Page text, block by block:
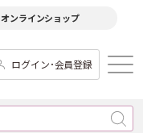
オンラインショップ
ログイン･会員登録